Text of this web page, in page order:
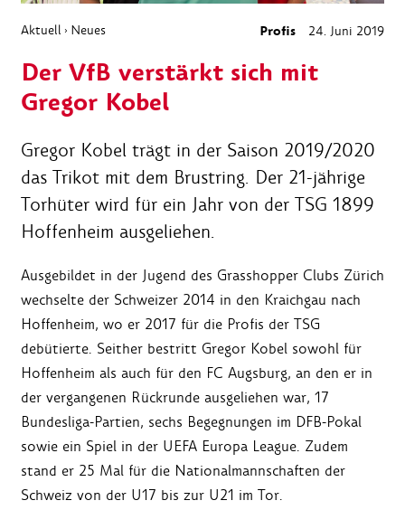
Aktuell › Neues Profis 24. Juni 2019
Der VfB verstärkt sich mit
Gregor Kobel
Gregor Kobel trägt in der Saison 2019/2020
das Trikot mit dem Brustring. Der 21-jährige
Torhüter wird für ein Jahr von der TSG 1899
Hoffenheim ausgeliehen.
Ausgebildet in der Jugend des Grasshopper Clubs Zürich
wechselte der Schweizer 2014 in den Kraichgau nach
Hoffenheim, wo er 2017 für die Profis der TSG
debütierte. Seither bestritt Gregor Kobel sowohl für
Hoffenheim als auch für den FC Augsburg, an den er in
der vergangenen Rückrunde ausgeliehen war, 17
Bundesliga-Partien, sechs Begegnungen im DFB-Pokal
sowie ein Spiel in der UEFA Europa League. Zudem
stand er 25 Mal für die Nationalmannschaften der
Schweiz von der U17 bis zur U21 im Tor.